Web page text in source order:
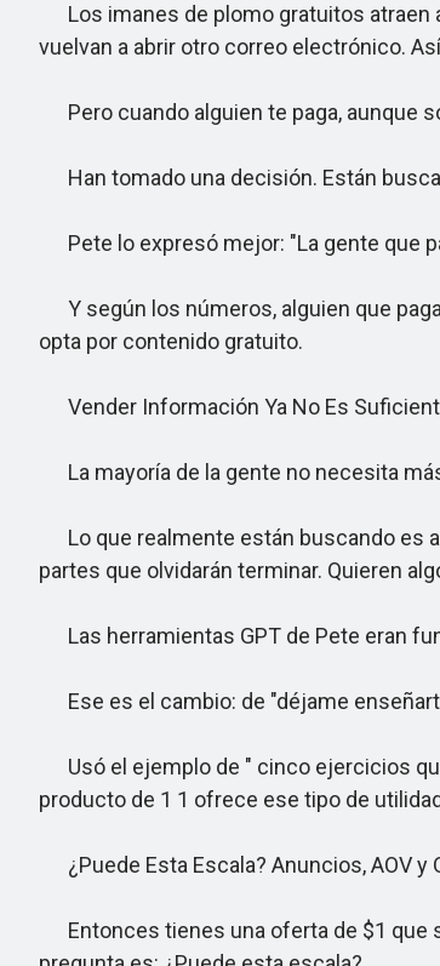
Los imanes de plomo gratuitos atraen
vuelvan a abrir otro correo electrónico.
Pero cuando alguien te paga, aunque
Han tomado una decisión. Están
Pete lo expresó mejor: "La gente que
Y según los números, alguien que
opta por contenido gratuito.
Vender Información Ya No Es
La mayoría de la gente no necesita
Lo que realmente están buscando es
partes que olvidarán terminar. Quieren
Las herramientas GPT de Pete eran
Ese es el cambio: de "déjame
Usó el ejemplo de " cinco ejercicios
producto de 1 1 ofrece ese tipo de
¿Puede Esta Escala? Anuncios, AOV y
Entonces tienes una oferta de $1 que